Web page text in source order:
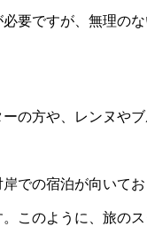
要ですが、無理の
の方や、レンヌや
での宿泊が向いて
このように、旅の